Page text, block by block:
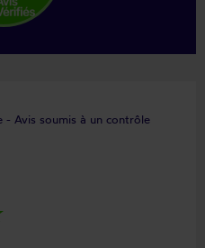
Avis soumis à un contrôle